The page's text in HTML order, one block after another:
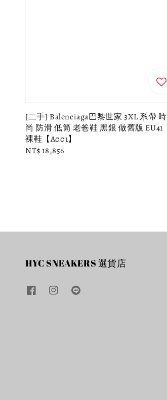
[二手] Balenciaga巴黎世家 3XL 系帶 時
尚 防滑 低筒 老爸鞋 黑銀 做舊版 EU41
裸鞋【A001】
Regular
NT$ 18,856
HYC SNEAKERS 選貨店